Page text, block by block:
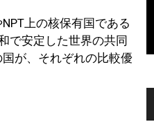
上の核保有国である
で安定した世界の共同
が、それぞれの比較優